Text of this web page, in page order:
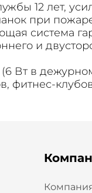
12 лет,
при
система
и
Вт в